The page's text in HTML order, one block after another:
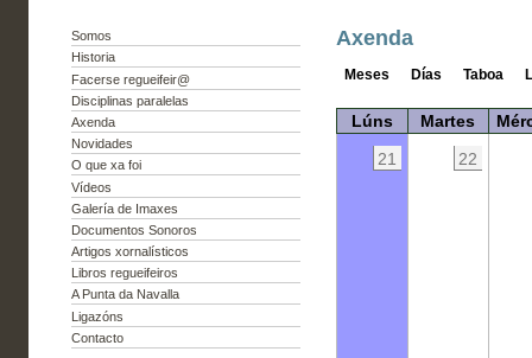
Somos
Historia
Facerse regueifeir@
Disciplinas paralelas
Axenda
Novidades
O que xa foi
Vídeos
Galería de Imaxes
Documentos Sonoros
Artigos xornalísticos
Libros regueifeiros
A Punta da Navalla
Ligazóns
Contacto
Axenda
Meses Días Taboa
Lúns Martes
21
22